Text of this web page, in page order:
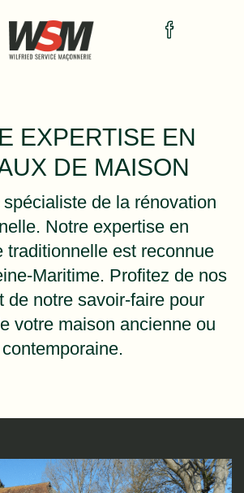
EXPERTISE EN
DE MAISON
de la rénovation
Notre expertise en
traditionnelle est reconnue
Maritime. Profitez de nos
de notre savoir-faire pour
votre maison ancienne ou
contemporaine.